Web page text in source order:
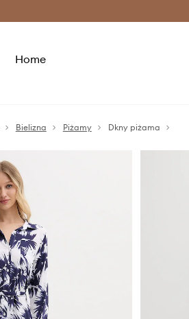
Home
Bielizna Piżamy Dkny piżama